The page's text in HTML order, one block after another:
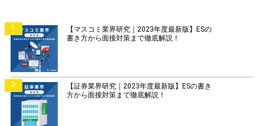
1
【マスコミ業界研究｜2023年度最新版】ESの
書き方から面接対策まで徹底解説！
2
【証券業界研究｜2023年度最新版】ESの書き
方から面接対策まで徹底解説！